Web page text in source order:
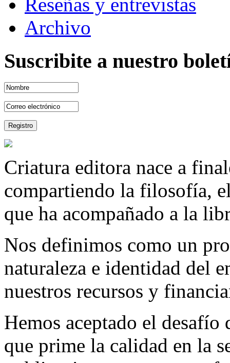
Archivo
Suscribite a nuestro
Criatura editora nace a
compartiendo la filosofía,
que ha acompañado a la
Nos definimos como un
naturaleza e identidad del
nuestros recursos y
Hemos aceptado el
que prime la calidad en la